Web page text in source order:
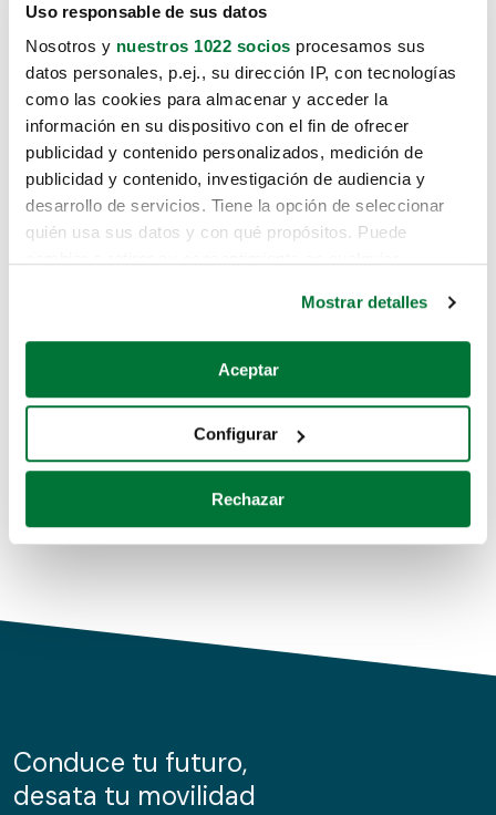
Uso responsable de sus datos
Nosotros y nuestros 1022 socios procesamos sus
datos personales, p.ej., su dirección IP, con tecnologías
como las cookies para almacenar y acceder la
información en su dispositivo con el fin de ofrecer
publicidad y contenido personalizados, medición de
publicidad y contenido, investigación de audiencia y
desarrollo de servicios. Tiene la opción de seleccionar
quién usa sus datos y con qué propósitos. Puede
Si lo permite, también quisiéramos:
Recopilar información sobre su ubicación geográfica
Identificar su dispositivo analizándolo activamente
para buscar características específicas (huellas
Obtenga más información sobre cómo se procesan sus
de cookies.
información sobre el uso que haga del sitio web con
nuestros partners de redes sociales, publicidad y análisis
Mostrar detalles
Aceptar
Configurar
Rechazar
Lo sentimos, no sabemos como
te hemos traido hasta aquí.
Pero puedes encontrar el coche que estás
buscando en alguno de estos enlaces:
Coches de segunda mano
Coches de km0
Conduce tu futuro,
desata tu movilidad